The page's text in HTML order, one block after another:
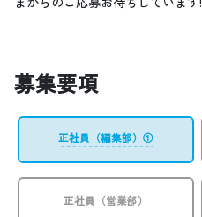
募集要項
正社員（編集部）①
正社員（営業部）